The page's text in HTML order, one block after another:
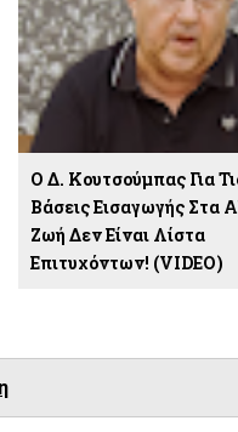
Ο Δ. Κουτσούμπας Για
Βάσεις Εισαγωγής Στα
Ζωή Δεν Είναι Λίστα
Επιτυχόντων! (VIDEO)